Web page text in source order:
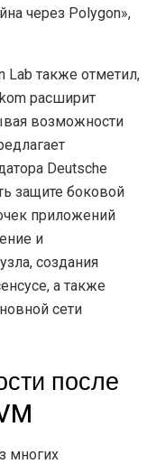
через Polygon»,
Lab также отметил,
расширит
возможности
Deutsche
защите боковой
приложений
и
создания
а также
сети
после
многих